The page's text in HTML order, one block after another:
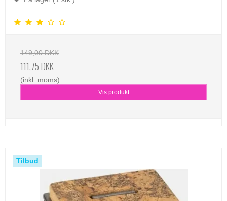
149,00 DKK
111,75 DKK
(inkl. moms)
Vis produkt
Tilbud